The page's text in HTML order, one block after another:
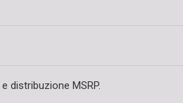
distribuzione MSRP.